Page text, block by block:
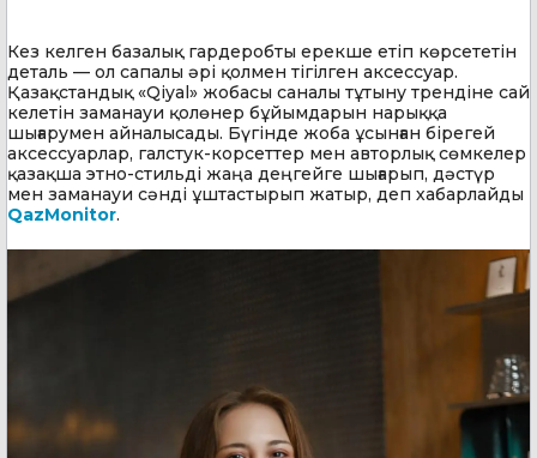
Кез келген базалық гардеробты ерекше етіп көрсететін
деталь — ол сапалы әрі қолмен тігілген аксессуар.
Қазақстандық «Qiyal» жобасы саналы тұтыну трендіне сай
келетін заманауи қолөнер бұйымдарын нарыққа
шығарумен айналысады. Бүгінде жоба ұсынған бірегей
аксессуарлар, галстук-корсеттер мен авторлық сөмкелер
қазақша этно-стильді жаңа деңгейге шығарып, дәстүр
мен заманауи сәнді ұштастырып жатыр, деп хабарлайды
QazMonitor.